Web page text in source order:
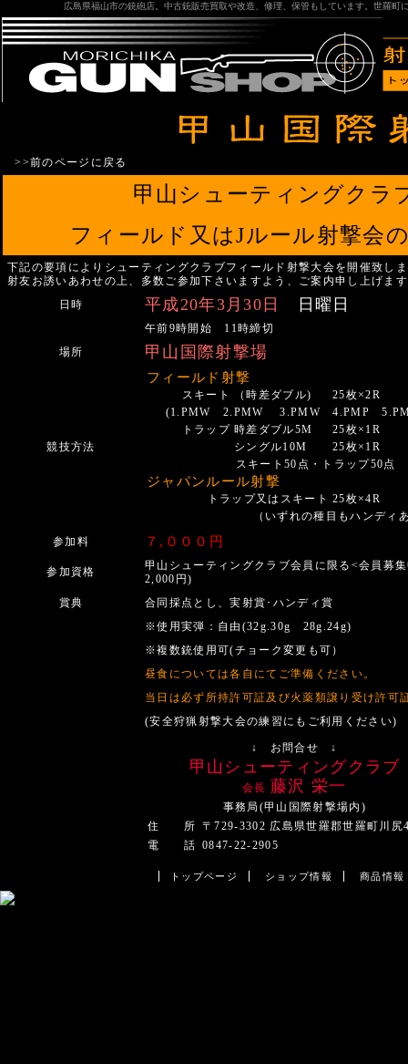
広島県福山市の銃砲店。中古銃販売買取や改造、修理、保管もしています。世羅町
>>前のページに戻る
甲山シューティングクラ
フィールド又はJルール射撃会
下記の要項によりシューティングクラブフィールド射撃大会を開催致し
射友お誘いあわせの上、多数ご参加下さいますよう、ご案内申し上げま
日時
平成20年3月30日 日曜日
午前9時開始 11時締切
場所
甲山国際射撃場
競技方法
フィールド射撃
スキート （時差ダブル)
25枚×2R
(1.PMW 2.PMW 3.PMW 4.PMP
トラップ 時差ダブル5M
25枚×1R
シングル10M
25枚×1R
スキート50点・トラップ50点
ジャパンルール射撃
トラップ又はスキート 25枚×4R
（いずれの種目もハンディ
参加料
７,０００円
参加資格
甲山シューティングクラブ会員に限る<会員募
2,000円)
賞典
合同採点とし、実射賞･ハンディ賞
※使用実弾：自由(32g.30g 28g.24g)
※複数銃使用可(チョーク変更も可）
昼食については各自にてご準備ください。
当日は必ず所持許可証及び火薬類譲り受け許可
(安全狩猟射撃大会の練習にもご利用ください)
↓ お問合せ ↓
甲山シューティングクラブ
会長 藤沢 栄一
事務局(甲山国際射撃場内)
住 所 〒729-3302 広島県世羅郡世羅町川尻
電 話 0847-22-2905
トップページ ショップ情報 商品情報